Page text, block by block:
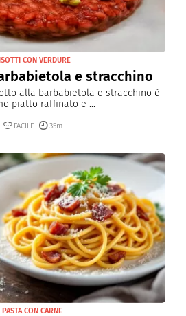
CON VERDURE
e stracchino
alla barbabietola e stracchino è
piatto raffinato e ...
FACILE 35m
PASTA CON CARNE